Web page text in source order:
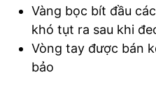
là:
Vàng bọc bít đầu
khó tụt ra sau khi
Vòng tay được bán
bảo